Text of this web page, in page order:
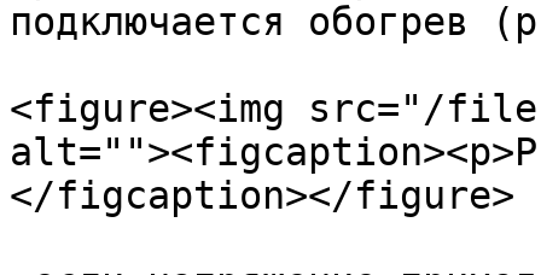
подключается обогрев
<figure><img src="/files/
</figcaption></figure>